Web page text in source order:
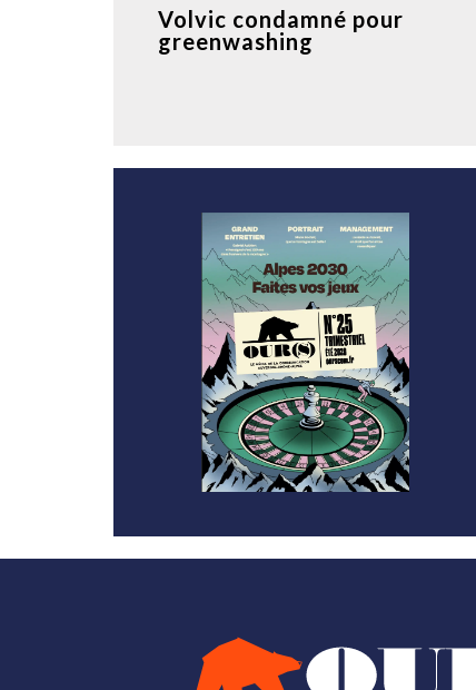
Volvic condamné pour
greenwashing